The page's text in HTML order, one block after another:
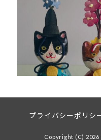
プライバシーポリシ
Copyright (C)